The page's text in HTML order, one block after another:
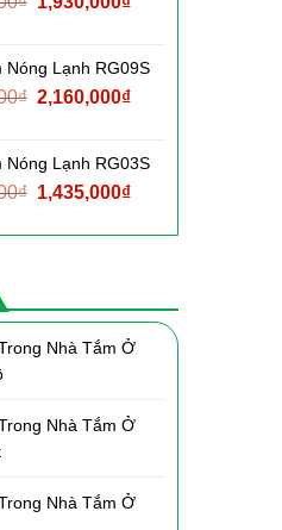
1,550,000₫.
2,760,000₫.là:
1,930,000₫.
Nóng Lạnh RG09S
₫ Giá
3,090,000₫.
2,160,000₫Giá
là:
2,160,000₫.
Nóng Lạnh RG03S
₫ Giá
là:
1,435,000₫Giá
tại
Nhà Tắm Ở
Nhà Tắm Ở
Nhà Tắm Ở